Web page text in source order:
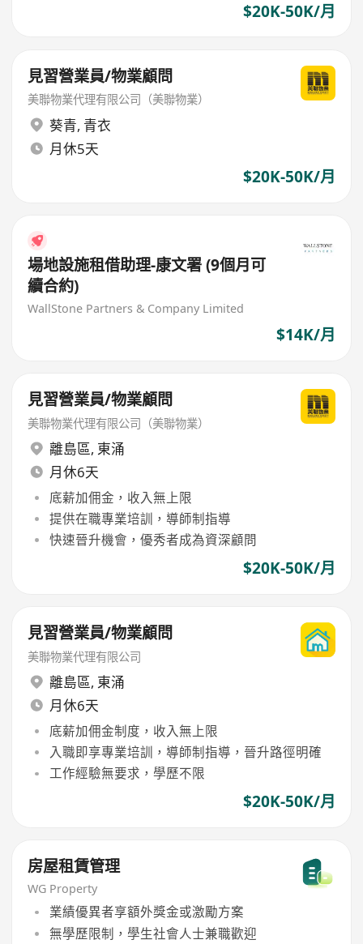
$20K-50K/月
見習營業員/物業顧問
美聯物業代理有限公司（美聯物業）
葵青, 青衣
月休5天
$20K-50K/月
場地設施租借助理-康文署 (9個月可
續合約)
WallStone Partners & Company Limited
$14K/月
見習營業員/物業顧問
美聯物業代理有限公司（美聯物業）
離島區, 東涌
月休6天
底薪加佣金，收入無上限
提供在職專業培訓，導師制指導
快速晉升機會，優秀者成為資深顧問
$20K-50K/月
見習營業員/物業顧問
美聯物業代理有限公司
離島區, 東涌
月休6天
底薪加佣金制度，收入無上限
入職即享專業培訓，導師制指導，晉升路徑明確
工作經驗無要求，學歷不限
$20K-50K/月
房屋租賃管理
WG Property
業績優異者享額外獎金或激勵方案
無學歷限制，學生社會人士兼職歡迎